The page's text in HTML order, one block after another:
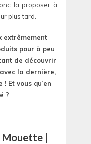
la proposer à
plus tard.
extrêmement
pour à peu
de découvrir
la dernière,
Et vous qu’en
?
Mouette |